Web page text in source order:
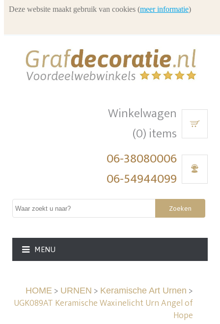
Winkelwagen
(0) items
06-38080006
06-54944099
Zoeken
MENU
HOME> URNEN > Keramische Art Urnen >
UGK089AT Keramische Waxinelicht Urn Angel of
Hope
Deze website maakt gebruik van cookies (meer informatie)